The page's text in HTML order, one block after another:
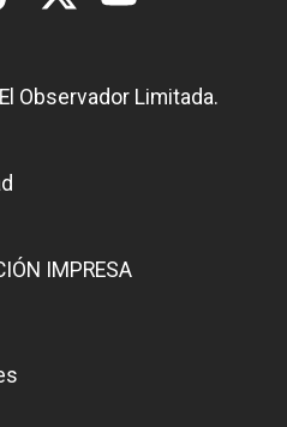
Observador Limitada.
IMPRESA